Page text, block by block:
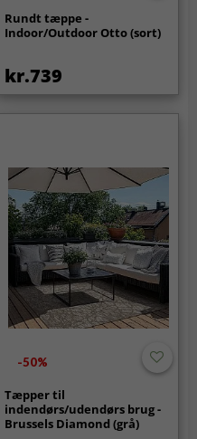
Rundt tæppe -
Indoor/Outdoor Otto (sort)
kr.739
-50%
Tæpper til
indendørs/udendørs brug -
Brussels Diamond (grå)